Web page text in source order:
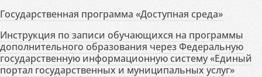
Государственная программа «Доступная среда»
Инструкция по записи обучающихся на программы
дополнительного образования через Федеральную
государственную информационную систему «Единый
портал государственных и муниципальных услуг»